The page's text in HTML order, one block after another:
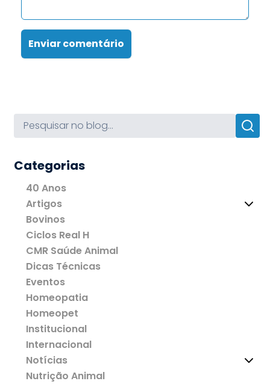
Enviar comentário
Categorias
40 Anos
Artigos
Bovinos
Ciclos Real H
CMR Saúde Animal
Dicas Técnicas
Eventos
Homeopatia
Homeopet
Institucional
Internacional
Notícias
Nutrição Animal